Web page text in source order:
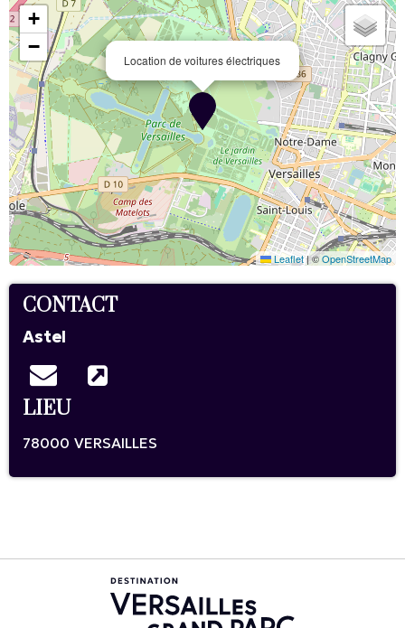
Location de voitures électriques
+
−
Leaflet|©OpenStreetMap
CONTACT
Astel
LIEU
78000 VERSAILLES